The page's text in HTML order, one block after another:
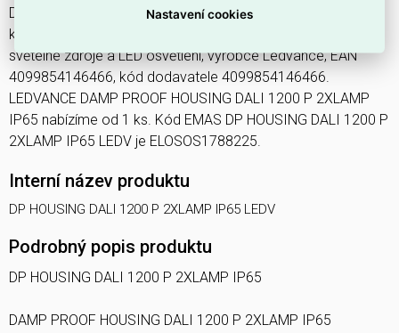
DP HOUSING DALI 1200 P 2XLAMP IP65 LEDV najdete v
kategoriích Svítidla, Stropní a nástěnné svítidlo, Svítidla,
světelné zdroje a LED osvětlení, výrobce Ledvance, EAN
4099854146466, kód dodavatele 4099854146466.
LEDVANCE DAMP PROOF HOUSING DALI 1200 P 2XLAMP
IP65 nabízíme od 1 ks. Kód EMAS DP HOUSING DALI 1200 P
2XLAMP IP65 LEDV je ELOSOS1788225.
Interní název produktu
DP HOUSING DALI 1200 P 2XLAMP IP65 LEDV
Podrobný popis produktu
DP HOUSING DALI 1200 P 2XLAMP IP65
DAMP PROOF HOUSING DALI 1200 P 2XLAMP IP65
Nastavení cookies